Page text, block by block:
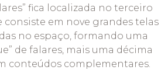
fica localizada no terceiro
consiste em nove grandes telas
no espaço, formando uma
de falares, mais uma décima
conteúdos complementares.